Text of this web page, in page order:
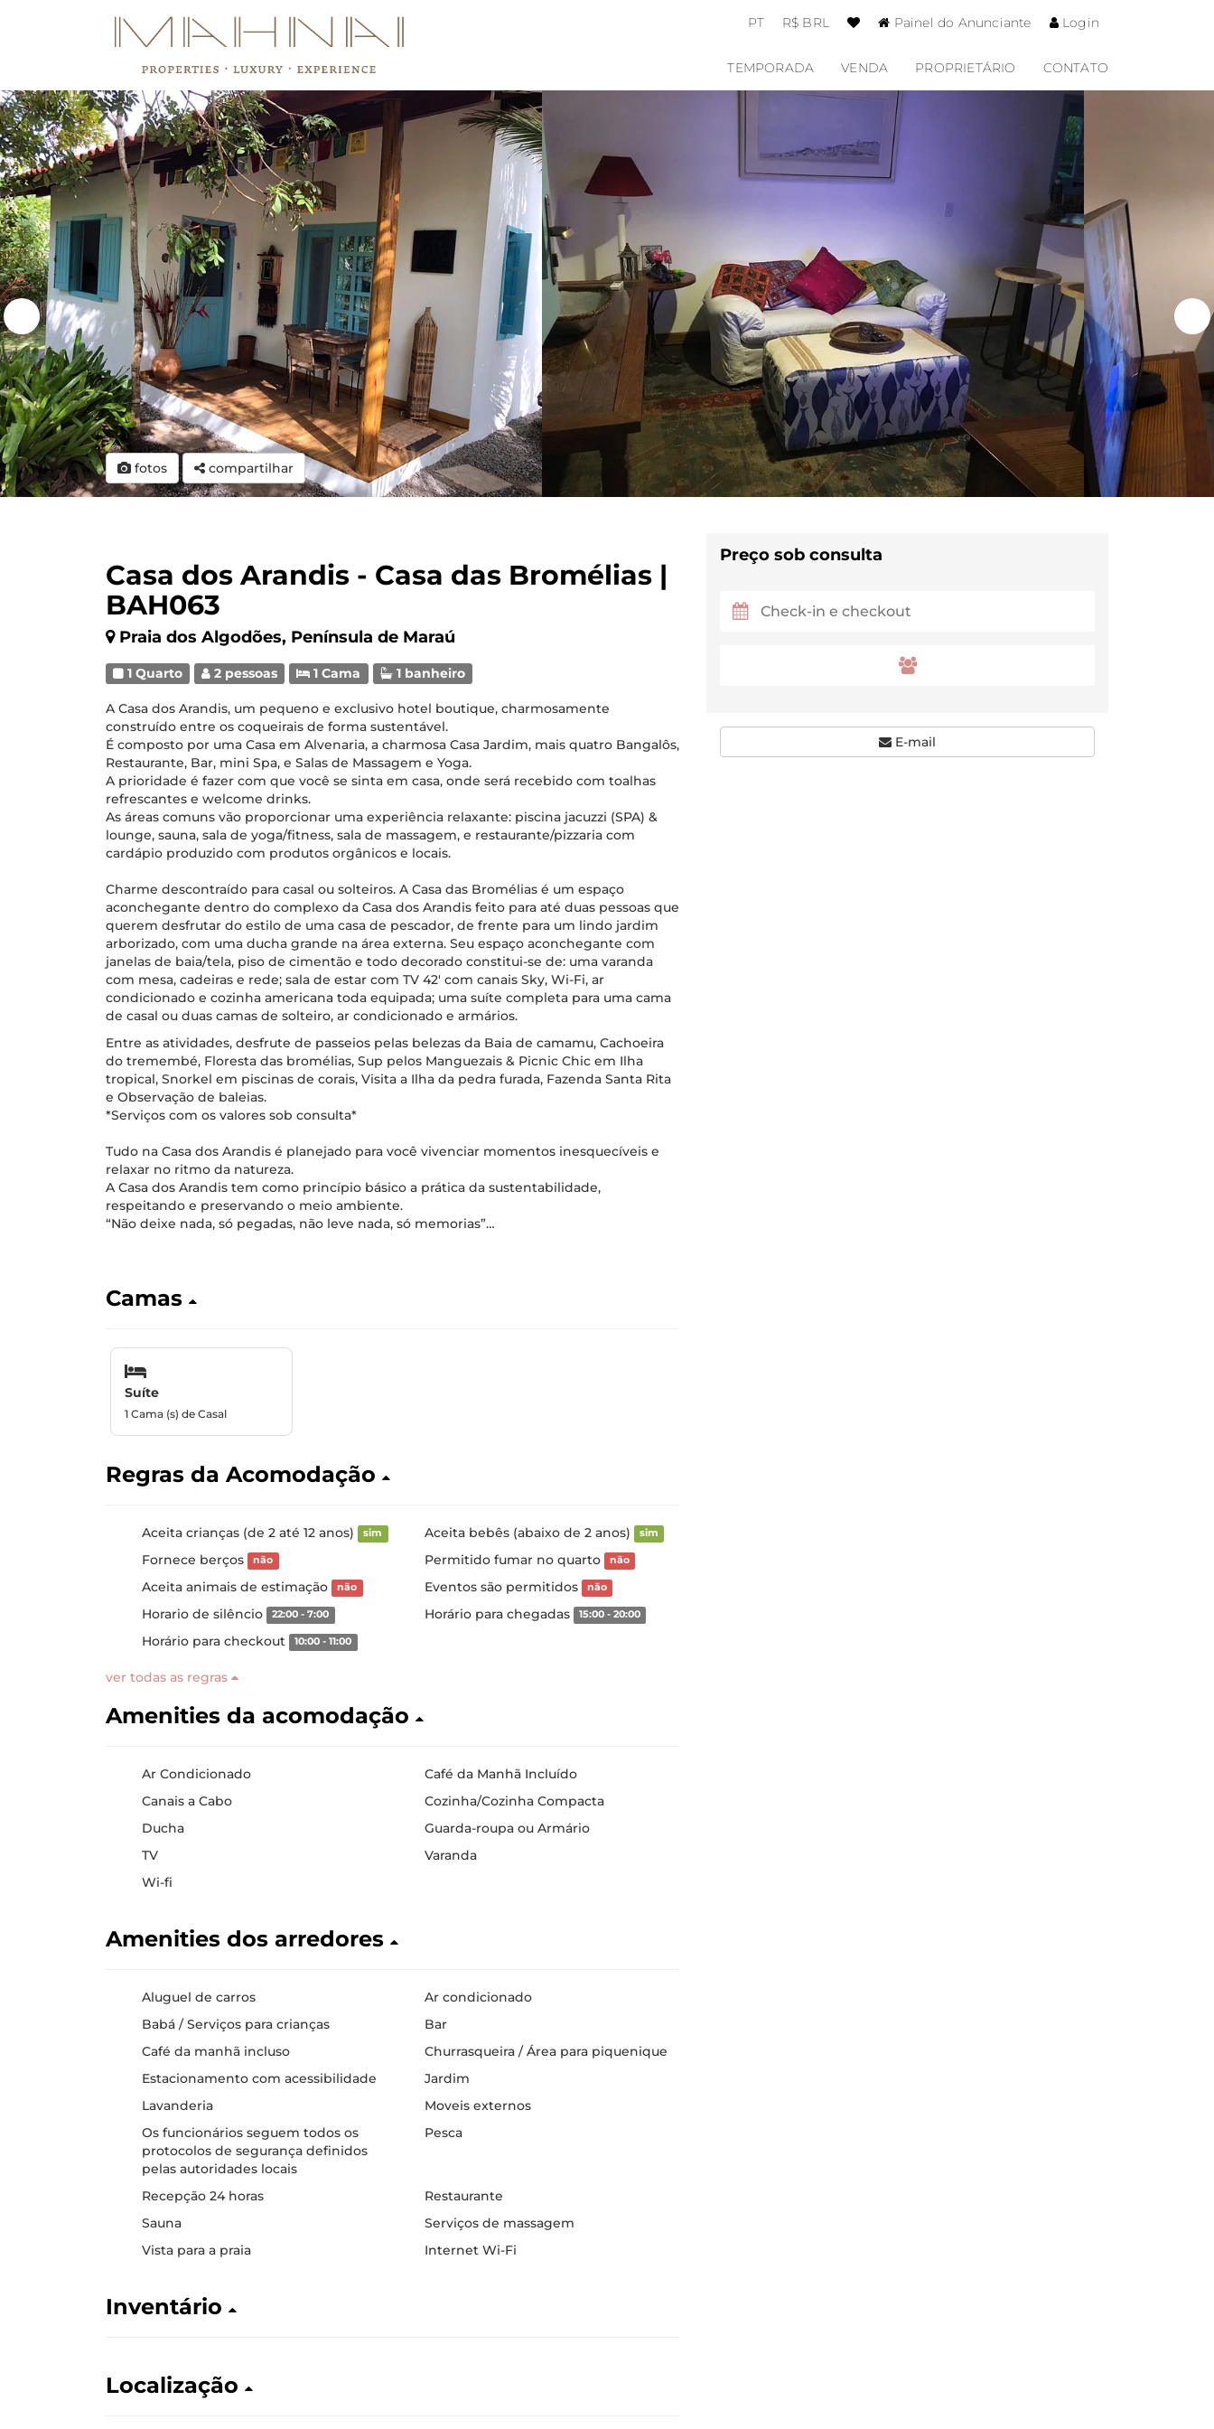
PT R$ BRL Painel do Anunciante Login
TEMPORADA VENDA PROPRIETÁRIO CONTATO
fotos compartilhar
Casa dos Arandis - Casa das Bromélias |
BAH063
Praia dos Algodões, Península de Maraú
1 Quarto 2 pessoas 1 Cama 1 banheiro
A Casa dos Arandis, um pequeno e exclusivo hotel boutique, charmosamente
construído entre os coqueirais de forma sustentável.
É composto por uma Casa em Alvenaria, a charmosa Casa Jardim, mais quatro Bangalôs,
Restaurante, Bar, mini Spa, e Salas de Massagem e Yoga.
A prioridade é fazer com que você se sinta em casa, onde será recebido com toalhas
refrescantes e welcome drinks.
As áreas comuns vão proporcionar uma experiência relaxante: piscina jacuzzi (SPA) &
lounge, sauna, sala de yoga/fitness, sala de massagem, e restaurante/pizzaria com
cardápio produzido com produtos orgânicos e locais.
Charme descontraído para casal ou solteiros. A Casa das Bromélias é um espaço
aconchegante dentro do complexo da Casa dos Arandis feito para até duas pessoas que
querem desfrutar do estilo de uma casa de pescador, de frente para um lindo jardim
arborizado, com uma ducha grande na área externa. Seu espaço aconchegante com
janelas de baia/tela, piso de cimentão e todo decorado constitui-se de: uma varanda
com mesa, cadeiras e rede; sala de estar com TV 42' com canais Sky, Wi-Fi, ar
condicionado e cozinha americana toda equipada; uma suíte completa para uma cama
de casal ou duas camas de solteiro, ar condicionado e armários.
Entre as atividades, desfrute de passeios pelas belezas da Baia de camamu, Cachoeira
do tremembé, Floresta das bromélias, Sup pelos Manguezais & Picnic Chic em Ilha
tropical, Snorkel em piscinas de corais, Visita a Ilha da pedra furada, Fazenda Santa Rita
e Observação de baleias.
*Serviços com os valores sob consulta*
Tudo na Casa dos Arandis é planejado para você vivenciar momentos inesquecíveis e
relaxar no ritmo da natureza.
A Casa dos Arandis tem como princípio básico a prática da sustentabilidade,
respeitando e preservando o meio ambiente.
“Não deixe nada, só pegadas, não leve nada, só memorias”…
Camas
Suíte
1 Cama (s) de Casal
Regras da Acomodação
Aceita crianças (de 2 até 12 anos) sim Aceita bebês (abaixo de 2 anos) sim
Fornece berços não Permitido fumar no quarto não
Aceita animais de estimação não Eventos são permitidos não
Horario de silêncio 22:00 - 7:00 Horário para chegadas 15:00 - 20:00
Horário para checkout 10:00 - 11:00
ver todas as regras
Amenities da acomodação
Ar Condicionado
Café da Manhã Incluído
Canais a Cabo
Cozinha/Cozinha Compacta
Ducha
Guarda-roupa ou Armário
TV
Varanda
Wi-fi
Amenities dos arredores
Aluguel de carros
Ar condicionado
Babá / Serviços para crianças
Bar
Café da manhã incluso
Churrasqueira / Área para piquenique
Estacionamento com acessibilidade
Jardim
Lavanderia
Moveis externos
Os funcionários seguem todos os
protocolos de segurança definidos
pelas autoridades locais
Pesca
Recepção 24 horas
Restaurante
Sauna
Serviços de massagem
Vista para a praia
Internet Wi-Fi
Inventário
Localização
Preço sob consulta
E-mail